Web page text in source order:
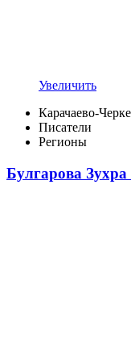
Увеличить
Карачаево-
Писатели
Регионы
Булгарова Зухра